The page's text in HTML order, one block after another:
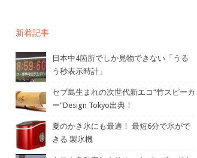
新着記事
日本中4箇所でしか見物できない「うる
う秒表示時計」
セブ島生まれの次世代新エコ“竹スピーカ
ー”Design Tokyo出典！
夏のかき氷にも最適！ 最短6分で氷がで
きる 製氷機